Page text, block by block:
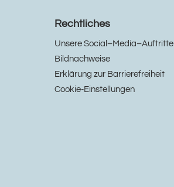
Rechtliches
Unsere Social–Media–Auftritte
Bildnachweise
Erklärung zur Barrierefreiheit
Cookie-Einstellungen